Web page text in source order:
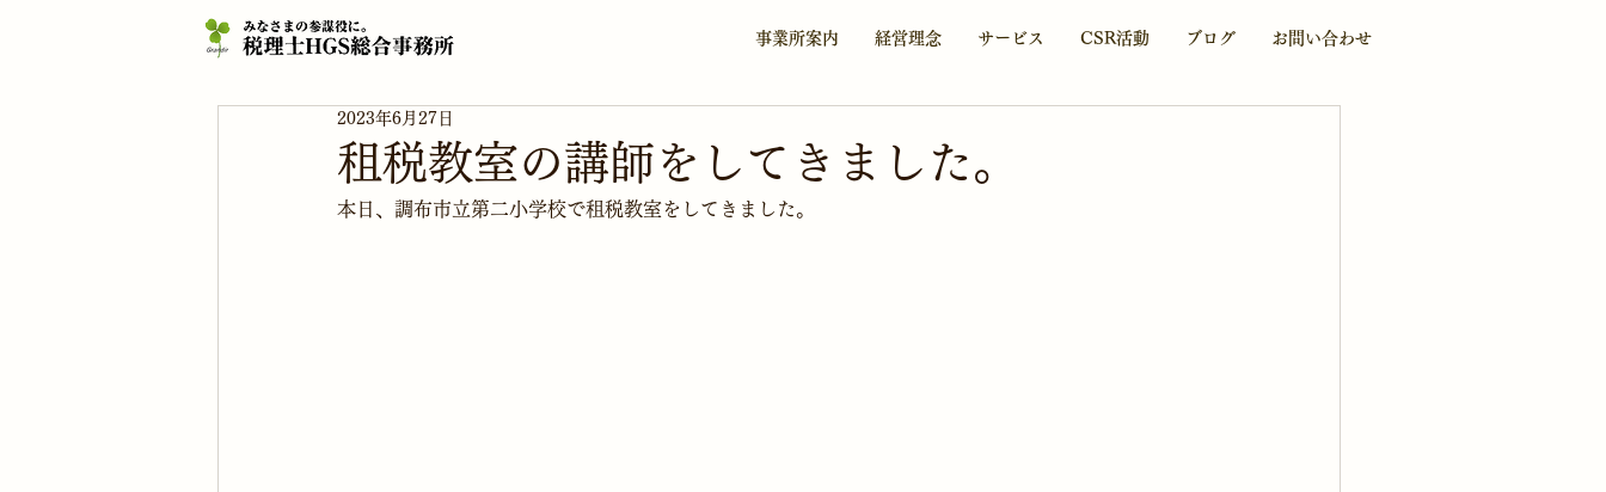
事業所案内 経営理念 サービス CSR活動 ブログ お問い合わせ
租税教室の講師をしてきました。
2023年6月27日